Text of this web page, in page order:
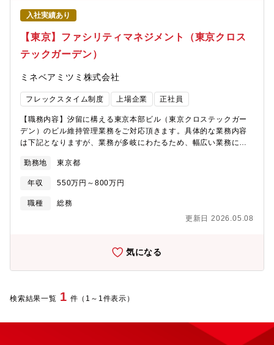
入社実績あり
【東京】ファシリティマネジメント（東京クロス
テックガーデン）
ミネベアミツミ株式会社
フレックスタイム制度 上場企業 正社員
【職務内容】汐留に構える東京本部ビル（東京クロステックガー
デン）のビル維持管理業務をご対応頂きます。具体的な業務内容
は下記となりますが、業務が多岐にわたるため、幅広い業務にご
ロステックガーデンのビル維持管理業務・ビル管理業務（設備管
理・工事管理 等）・建物・設備に関する投資修繕計画・防災業
務（BCP策定）・経営層に向けた提案や予算策定・その他総務業
務 等※今回の配属部署は総務部となります。将来的には、
て、仕様、コストの妥当性および協力会社選定等にも携わってい
改善提案をいただくこと期待しております。【組織構成】人事総
務部門 総務部 4名【働き方】残業：10時間/月程、土日出勤の
可能性もあります。【会社の特徴】◆ミネベアミツミとは～コア
メーカー～ベアリングに代表される超精密加工技術から、モータ
世界に一つしかない「※相合」精密部品メーカーです。2025年3
月期は12期連続で過去最高を更新し、売上高は約1.5兆円、営業利
勤務地 東京都
年収 550万円～800万円
職種
総務
更新日 2026.05.08
気になる
検索結果一覧 1 件（1～1件表示）